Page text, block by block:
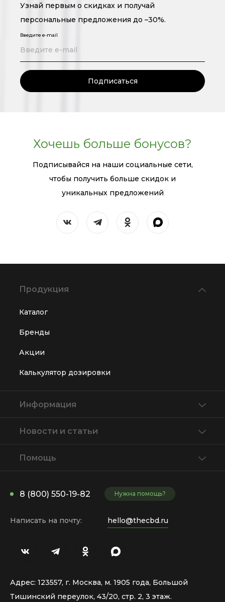
Узнай первым о скидках и получай
персональные предложения до –30%.
Введите e-mail
Подписаться
Хочешь больше бонусов?
Подписывайся на наши социальные сети,
чтобы получить больше скидок и
уникальных предложений
Продукция
Каталог
Бренды
Акции
Калькулятор дозировки
Информация
Новости и статьи
Помощь
8 (800) 550-19-82 Нужна помощь?
Написать на почту: hello@thecbd.ru
Адрес: 123557, г. Москва, м. 1905 года, Большой
Тишинский переулок, 43/20, стр. 2, 3 этаж.